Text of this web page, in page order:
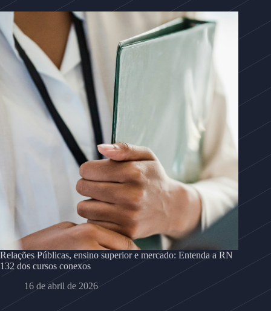
Relações Públicas, ensino superior e mercado: Entenda a RN
132 dos cursos conexos
16 de abril de 2026